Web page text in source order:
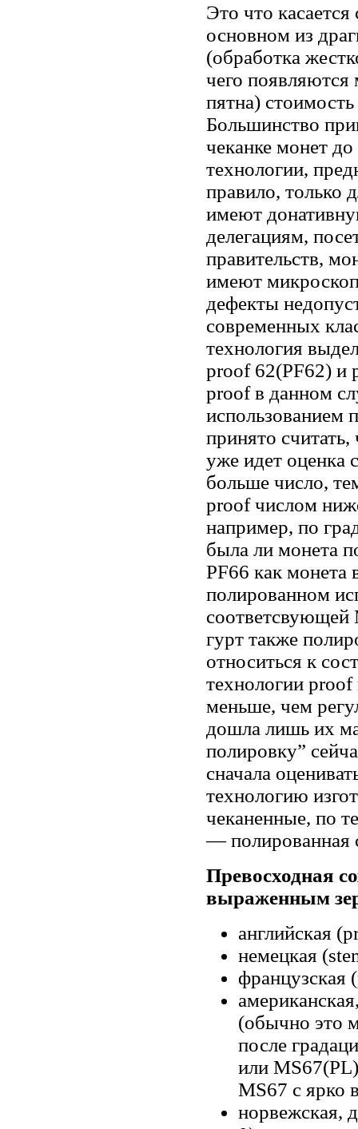
Это что
основном из
(обработка
чего
пятна)
Большинство
чеканке монет
технологии,
правило, только
имеют
делегациям,
правительств,
имеют
дефекты
современных
технология
proof 62(PF62) и
proof в данном
использованием
принято
уже идет оценка
больше число,
proof числом
например, по
была ли монета
PF66 как монета
полированном
соответсвующей
гурт также
относиться к
технологии proof
меньше, чем
дошла лишь их
полировку”
сначала
технологию
чеканенные, по
— полированная
Превосходная
выраженным
английская
немецкая
французская
(обычно это
после
или
MS67 с ярко
норвежская,